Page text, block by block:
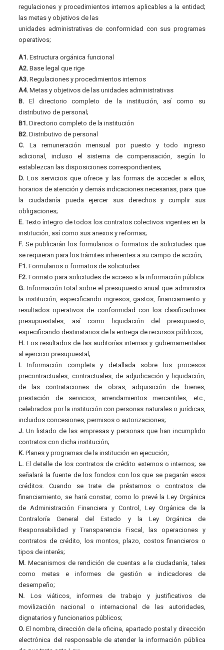
regulaciones y procedimientos internos aplicables a la entidad;
las metas y objetivos de las
unidades administrativas de conformidad con sus programas
operativos;
A1. Estructura orgánica funcional
A2. Base legal que rige
A3. Regulaciones y procedimientos internos
A4. Metas y objetivos de las unidades administrativas
B. El directorio completo de la institución, así como su
distributivo de personal;
B1. Directorio completo de la institución
B2. Distributivo de personal
C. La remuneración mensual por puesto y todo ingreso
adicional, incluso el sistema de compensación, según lo
establezcan las disposiciones correspondientes;
D. Los servicios que ofrece y las formas de acceder a ellos,
horarios de atención y demás indicaciones necesarias, para que
la ciudadanía pueda ejercer sus derechos y cumplir sus
obligaciones;
E. Texto íntegro de todos los contratos colectivos vigentes en la
institución, así como sus anexos y reformas;
F. Se publicarán los formularios o formatos de solicitudes que
se requieran para los trámites inherentes a su campo de acción;
F1. Formularios o formatos de solicitudes
F2. Formato para solicitudes de acceso a la información pública
G. Información total sobre el presupuesto anual que administra
la institución, especificando ingresos, gastos, financiamiento y
resultados operativos de conformidad con los clasificadores
presupuestales, así como liquidación del presupuesto,
especificando destinatarios de la entrega de recursos públicos;
H. Los resultados de las auditorías internas y gubernamentales
al ejercicio presupuestal;
I. Información completa y detallada sobre los procesos
precontractuales, contractuales, de adjudicación y liquidación,
de las contrataciones de obras, adquisición de bienes,
prestación de servicios, arrendamientos mercantiles, etc.,
celebrados por la institución con personas naturales o jurídicas,
incluidos concesiones, permisos o autorizaciones;
J. Un listado de las empresas y personas que han incumplido
contratos con dicha institución;
K. Planes y programas de la institución en ejecución;
L. El detalle de los contratos de crédito externos o internos; se
señalará la fuente de los fondos con los que se pagarán esos
créditos. Cuando se trate de préstamos o contratos de
financiamiento, se hará constar, como lo prevé la Ley Orgánica
de Administración Financiera y Control, Ley Orgánica de la
Contraloría General del Estado y la Ley Orgánica de
Responsabilidad y Transparencia Fiscal, las operaciones y
contratos de crédito, los montos, plazo, costos financieros o
tipos de interés;
M. Mecanismos de rendición de cuentas a la ciudadanía, tales
como metas e informes de gestión e indicadores de
desempeño;
N. Los viáticos, informes de trabajo y justificativos de
movilización nacional o internacional de las autoridades,
dignatarios y funcionarios públicos;
O. El nombre, dirección de la oficina, apartado postal y dirección
electrónica del responsable de atender la información pública